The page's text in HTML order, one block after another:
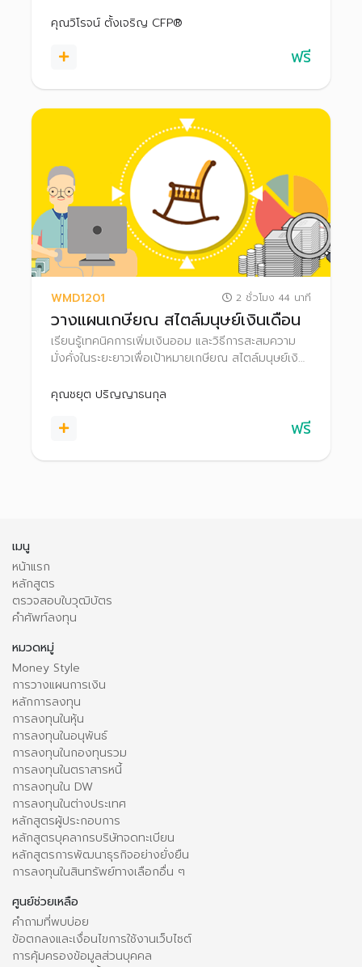
คุณวิโรจน์ ตั้งเจริญ CFP®
ฟรี
WMD1201 2 ชั่วโมง 44 นาที
วางแผนเกษียณ สไตล์มนุษย์เงินเดือน
เรียนรู้เทคนิคการเพิ่มเงินออม และวิธีการสะสมความ
มั่งคั่งในระยะยาวเพื่อเป้าหมายเกษียณ สไตล์มนุษย์เงิน
คุณชยุต ปริญญาธนกุล
ฟรี
เมนู
หน้าแรก
หลักสูตร
ตรวจสอบใบวุฒิบัตร
คำศัพท์ลงทุน
หมวดหมู่
Money Style
การวางแผนการเงิน
หลักการลงทุน
การลงทุนในหุ้น
การลงทุนในอนุพันธ์
การลงทุนในกองทุนรวม
การลงทุนในตราสารหนี้
การลงทุนใน DW
การลงทุนในต่างประเทศ
หลักสูตรผู้ประกอบการ
หลักสูตรบุคลากรบริษัทจดทะเบียน
หลักสูตรการพัฒนาธุรกิจอย่างยั่งยืน
การลงทุนในสินทรัพย์ทางเลือกอื่น ๆ
ศูนย์ช่วยเหลือ
คำถามที่พบบ่อย
ข้อตกลงและเงื่อนไขการใช้งานเว็บไซต์
การคุ้มครองข้อมูลส่วนบุคคล